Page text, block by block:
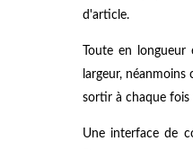
d'article.
Toute en
largeur,
sortir à chaque fois
Une interface de